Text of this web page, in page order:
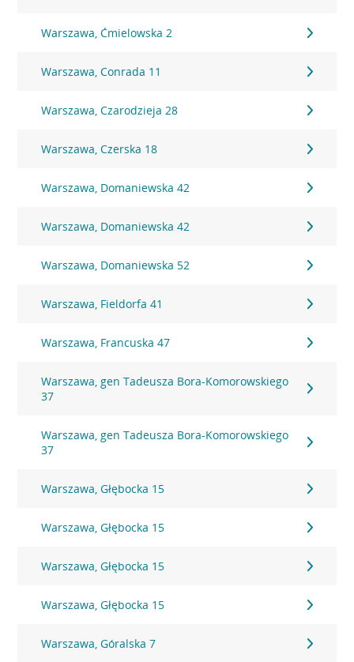
Warszawa, Ćmielowska 2
Warszawa, Conrada 11
Warszawa, Czarodzieja 28
Warszawa, Czerska 18
Warszawa, Domaniewska 42
Warszawa, Domaniewska 42
Warszawa, Domaniewska 52
Warszawa, Fieldorfa 41
Warszawa, Francuska 47
Warszawa, gen Tadeusza Bora-Komorowskiego
37
Warszawa, gen Tadeusza Bora-Komorowskiego
37
Warszawa, Głębocka 15
Warszawa, Głębocka 15
Warszawa, Głębocka 15
Warszawa, Głębocka 15
Warszawa, Góralska 7